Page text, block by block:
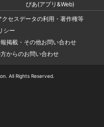
ぴあ(アプリ&Web)
クセスデータの利用・著作権等
シー
掲載・その他お問い合わせ
からのお問い合わせ
All Rights Reserved.